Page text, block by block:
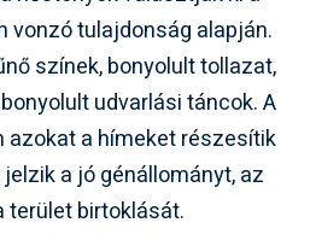
vonzó tulajdonság alapján.
színek, bonyolult tollazat,
udvarlási táncok. A
azokat a hímeket részesítik
a jó génállományt, az
terület birtoklását.